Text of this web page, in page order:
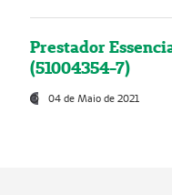
Prestador
(51004354-7)
04 de Maio de 2021